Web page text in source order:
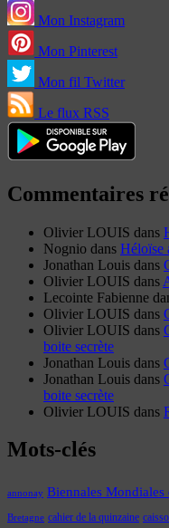
Mon Instagram
Mon Pinterest
Mon fil Twitter
Le flux RSS
Commentaires
Olivier LOUIS dans
Nognio dans Héloïse
Jonathan Louis dans
Olivier LOUIS dans
Lecointe Fabienne
Olivier LOUIS dans
Olivier LOUIS dans
boite secrète
Jonathan Louis dans
Jonathan Louis dans
boite secrète
Olivier LOUIS dans
Mots-clés
annonay Biennales
Bretagne cahier de la quinzaine